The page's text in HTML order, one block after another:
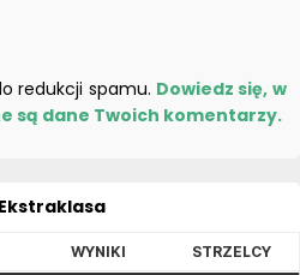
redukcji spamu. Dowiedz się, w
są dane Twoich komentarzy.
WYNIKI STRZELCY